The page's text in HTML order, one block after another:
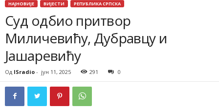
НАЈНОВИЈЕ ВИЈЕСТИ РЕПУБЛИКА СРПСКА
Суд одбио притвор
Миличевићу, Дубравцу и
Јашаревићу
Од ISradio - јун 11, 2025 291 0